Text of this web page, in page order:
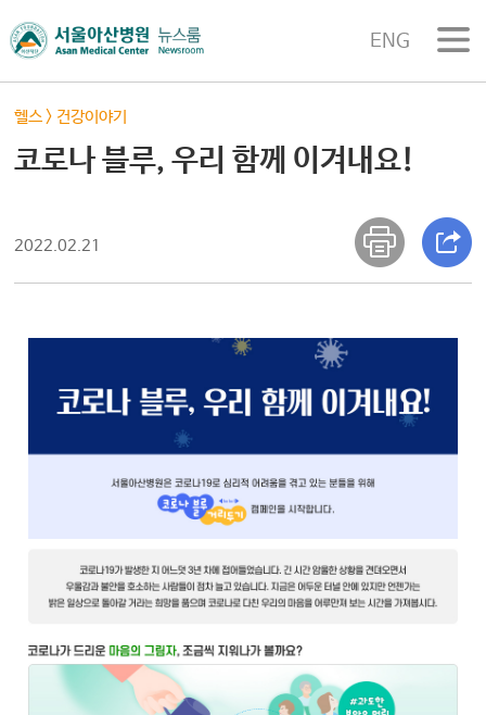
ENG
헬스 > 건강이야기
코로나 블루, 우리 함께 이겨내요!
2022.02.21